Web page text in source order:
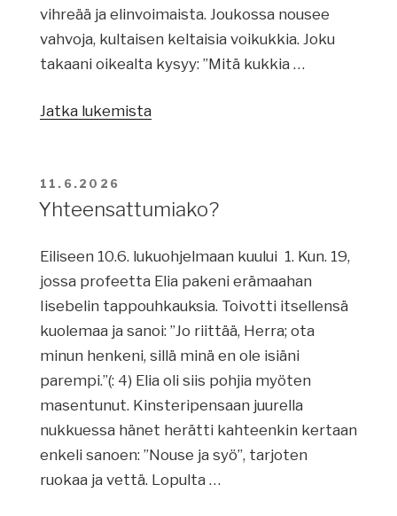
vihreää ja elinvoimaista. Joukossa nousee
vahvoja, kultaisen keltaisia voikukkia. Joku
takaani oikealta kysyy: ”Mitä kukkia …
Jatka lukemista”Uusi
JULKAISTU
11.6.2026
Yhteensattumiako?
Eiliseen 10.6. lukuohjelmaan kuului 1. Kun. 19,
jossa profeetta Elia pakeni erämaahan
Iisebelin tappouhkauksia. Toivotti itsellensä
kuolemaa ja sanoi: ”Jo riittää, Herra; ota
minun henkeni, sillä minä en ole isiäni
parempi.”(: 4) Elia oli siis pohjia myöten
masentunut. Kinsteripensaan juurella
nukkuessa hänet herätti kahteenkin kertaan
enkeli sanoen: ”Nouse ja syö”, tarjoten
ruokaa ja vettä. Lopulta …